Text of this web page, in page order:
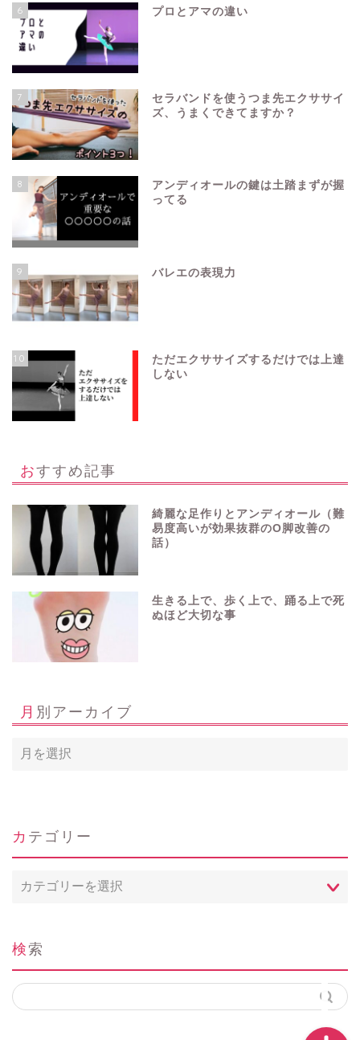
6 プロとアマの違い
7
セラバンドを使うつま先エクササイ
ズ、うまくできてますか？
8
アンディオールの鍵は土踏まずが握
ってる
9 バレエの表現力
10
ただエクササイズするだけでは上達
しない
おすすめ記事
綺麗な足作りとアンディオール（難
易度高いが効果抜群のO脚改善の
話）
生きる上で、歩く上で、踊る上で死
ぬほど大切な事
月別アーカイブ
カテゴリー
テ
ー 検索